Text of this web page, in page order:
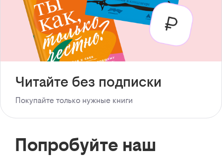
Читайте без подписки
Покупайте только нужные книги
Попробуйте наш